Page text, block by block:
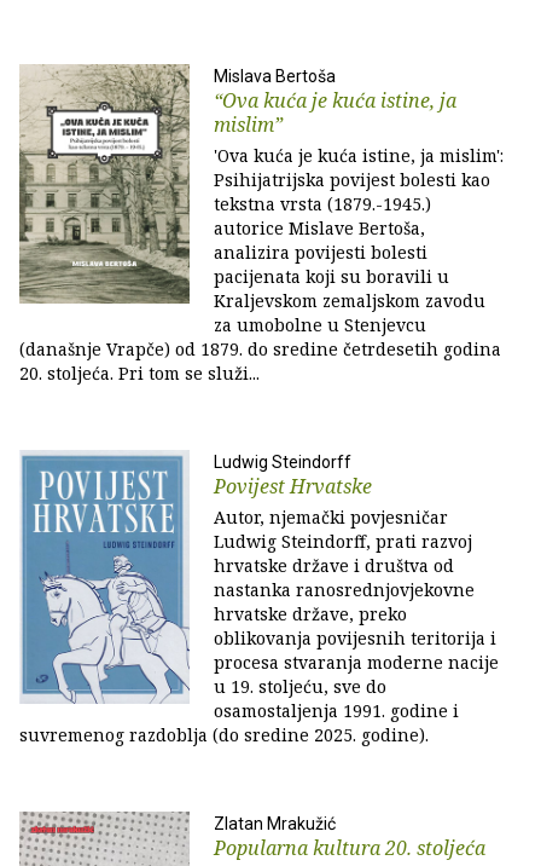
Mislava Bertoša
“Ova kuća je kuća istine, ja
mislim”
'Ova kuća je kuća istine, ja mislim':
Psihijatrijska povijest bolesti kao
tekstna vrsta (1879.-1945.)
autorice Mislave Bertoša,
analizira povijesti bolesti
pacijenata koji su boravili u
Kraljevskom zemaljskom zavodu
za umobolne u Stenjevcu
(današnje Vrapče) od 1879. do sredine četrdesetih godina
20. stoljeća. Pri tom se služi...
Ludwig Steindorff
Povijest Hrvatske
Autor, njemački povjesničar
Ludwig Steindorff, prati razvoj
hrvatske države i društva od
nastanka ranosrednjovjekovne
hrvatske države, preko
oblikovanja povijesnih teritorija i
procesa stvaranja moderne nacije
u 19. stoljeću, sve do
osamostaljenja 1991. godine i
suvremenog razdoblja (do sredine 2025. godine).
Zlatan Mrakužić
Popularna kultura 20. stoljeća